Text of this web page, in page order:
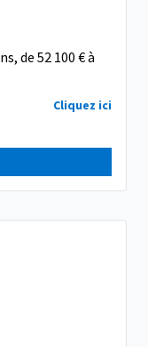
de 52 100 € à
Cliquez ici